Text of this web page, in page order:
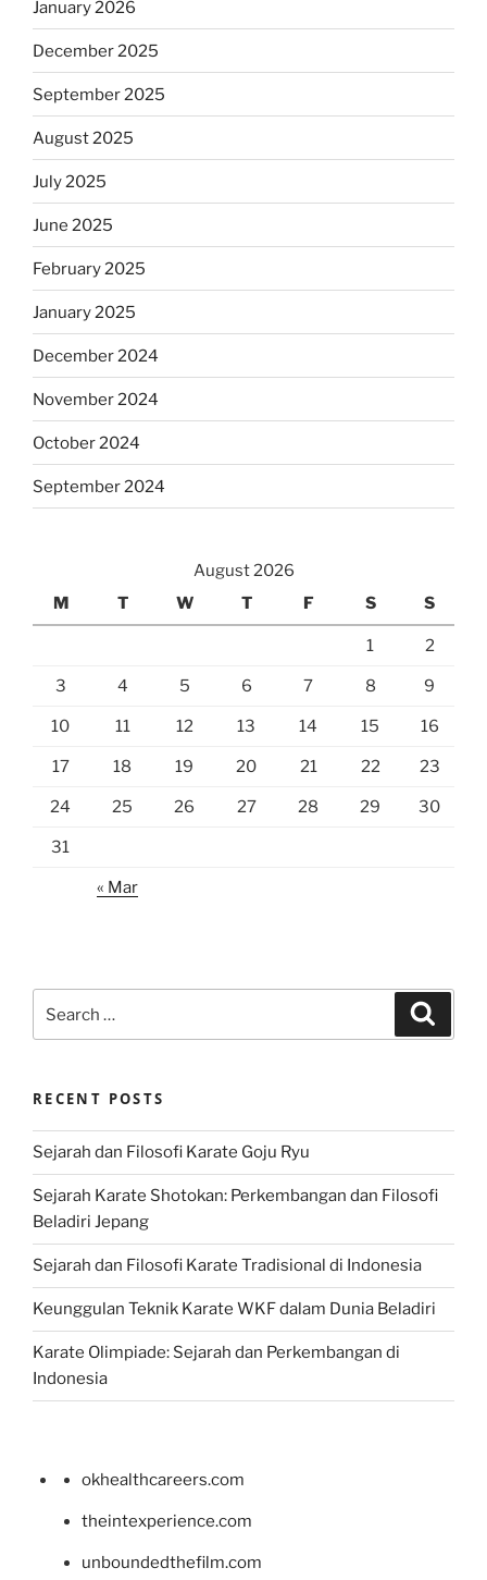
January 2026
December 2025
September 2025
August 2025
July 2025
June 2025
February 2025
January 2025
December 2024
November 2024
October 2024
September 2024
August 2026
M
T W T F S S
1 2
3 4 5 6 7 8 9
10 11 12 13 14 15 16
17 18 19 20 21 22 23
24 25 26 27 28 29 30
31
« Mar
for:
RECENT POSTS
Sejarah dan Filosofi Karate Goju Ryu
Sejarah Karate Shotokan: Perkembangan dan Filosofi
Beladiri Jepang
Sejarah dan Filosofi Karate Tradisional di Indonesia
Keunggulan Teknik Karate WKF dalam Dunia Beladiri
Karate Olimpiade: Sejarah dan Perkembangan di
Indonesia
okhealthcareers.com
theintexperience.com
unboundedthefilm.com